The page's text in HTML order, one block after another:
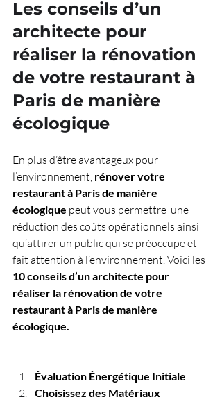
Les conseils d’un
architecte pour
réaliser la rénovation
de votre restaurant à
Paris de manière
écologique
En plus d’être avantageux pour
l’environnement, rénover votre
restaurant à Paris de manière
écologique peut vous permettre  une
réduction des coûts opérationnels ainsi
qu’attirer un public qui se préoccupe et
fait attention à l’environnement. Voici les
10 conseils d’un architecte pour
réaliser la rénovation de votre
restaurant à Paris de manière
écologique.
Évaluation Énergétique Initiale
Choisissez des Matériaux